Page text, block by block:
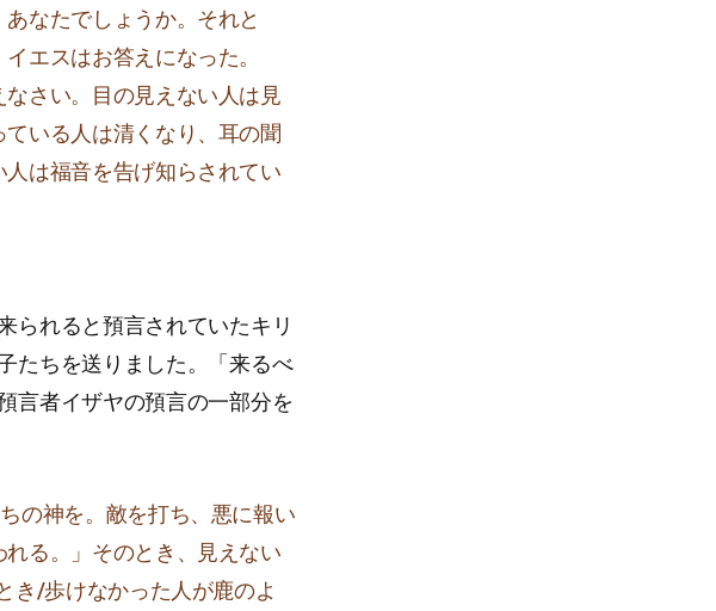
なたでしょうか。それと
エスはお答えになった。
なさい。目の見えない人は見
いる人は清くなり、耳の聞
は福音を告げ知らされてい
られると預言されていたキリ
たちを送りました。「来るべ
言者イザヤの預言の一部分を
の神を。敵を打ち、悪に報い
る。」そのとき、見えない
き/歩けなかった人が鹿のよ